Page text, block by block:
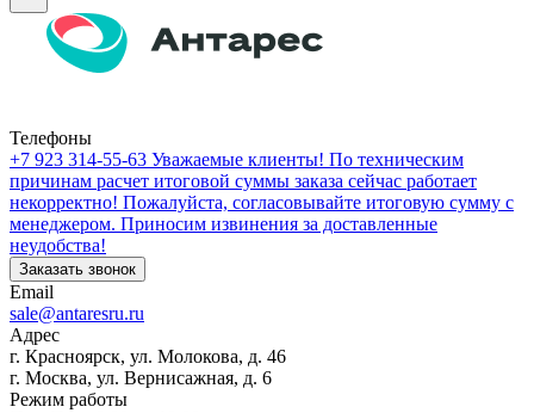
Телефоны
+7 923 314-55-63 Уважаемые клиенты! По техническим
причинам расчет итоговой суммы заказа сейчас работает
некорректно! Пожалуйста, согласовывайте итоговую сумму с
менеджером. Приносим извинения за доставленные
неудобства!
Заказать звонок
Email
sale@antaresru.ru
Адрес
г. Красноярск, ул. Молокова, д. 46
г. Москва, ул. Вернисажная, д. 6
Режим работы